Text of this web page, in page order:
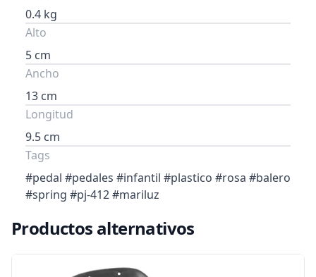
0.4 kg
Alto
5 cm
Ancho
13 cm
Longitud
9.5 cm
Tags
#pedal #pedales #infantil #plastico #rosa #balero
#spring #pj-412 #mariluz
Productos alternativos